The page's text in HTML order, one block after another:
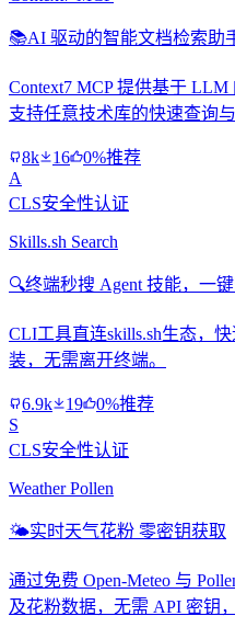
📚AI 驱动的智能文档检索助
Context7 MCP 提供基于
支持任意技术库的快速查询
8k 16
0%推荐
A
CLS安全性认证
Skills.sh Search
🔍终端秒搜 Agent 技能，一
CLI工具直连skills.sh生态，
装，无需离开终端。
6.9k 19
0%推荐
S
CLS安全性认证
Weather Pollen
🌤️实时天气花粉 零密钥获取
通过免费 Open-Meteo 与
及花粉数据，无需 API 密钥